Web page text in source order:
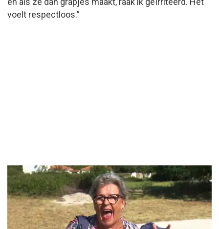
voelt respectloos.”